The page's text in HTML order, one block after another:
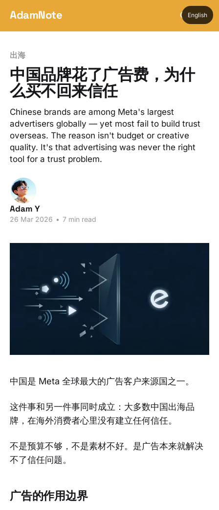
AdamNote
出海
中国品牌花了广告费，为什
么买不回来信任
Chinese brands are among Meta's largest
advertisers globally — yet most fail to build trust
overseas. The reason isn't budget or creative
quality. It's that advertising was never the right
tool for a trust problem.
Adam Y
26 Mar 2026 • 7 min read
中国是 Meta 全球最大的广告客户来源国之一。
这件事和另一件事同时成立：大多数中国出海品
牌，在海外消费者心里没有建立任何信任。
不是预算不够，不是素材不好。是广告本来就解决
不了信任问题。
广告的作用边界
English